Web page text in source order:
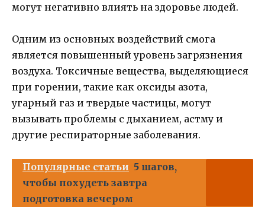
могут негативно влиять на здоровье людей.
Одним из основных воздействий смога
является повышенный уровень загрязнения
воздуха. Токсичные вещества, выделяющиеся
при горении, такие как оксиды азота,
угарный газ и твердые частицы, могут
вызывать проблемы с дыханием, астму и
другие респираторные заболевания.
Популярные статьи 5 шагов,
чтобы похудеть завтра
подготовка вечером